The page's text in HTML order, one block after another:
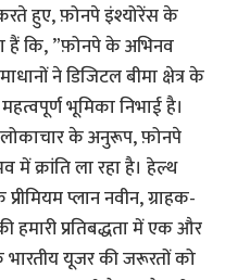
हुए, फ़ोनपे इंश्योरेंस के
हैं कि, ”फ़ोनपे के अभिनव
ने डिजिटल बीमा क्षेत्र के
भूमिका निभाई है।
के अनुरूप, फ़ोनपे
में क्रांति ला रहा है। हेल्थ
प्लान नवीन, ग्राहक-
प्रतिबद्धता में एक और
यूजर की जरूरतों को